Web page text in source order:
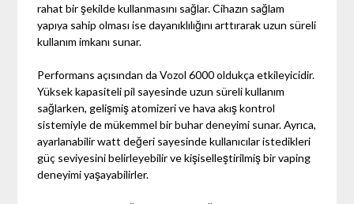
rahat bir şekilde kullanmasını sağlar. Cihazın sağlam
yapıya sahip olması ise dayanıklılığını arttırarak uzun süreli
kullanım imkanı sunar.
Performans açısından da Vozol 6000 oldukça etkileyicidir.
Yüksek kapasiteli pil sayesinde uzun süreli kullanım
sağlarken, gelişmiş atomizeri ve hava akış kontrol
sistemiyle de mükemmel bir buhar deneyimi sunar. Ayrıca,
ayarlanabilir watt değeri sayesinde kullanıcılar istedikleri
güç seviyesini belirleyebilir ve kişiselleştirilmiş bir vaping
deneyimi yaşayabilirler.